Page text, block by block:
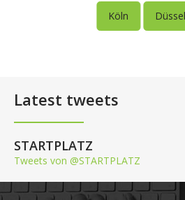
Köln
Latest tweets
STARTPLATZ
Tweets von @STARTPLATZ